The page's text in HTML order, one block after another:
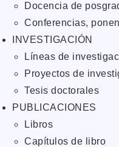
Docencia de
Conferencias,
INVESTIGACIÓN
Líneas de
Proyectos de
Tesis doctorales
PUBLICACIONES
Libros
Capítulos de libro